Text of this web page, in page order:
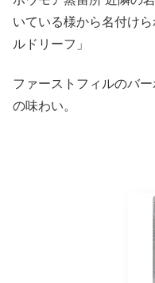
いている様から名付け
ルドリーフ」
ファーストフィルのバ
の味わい。